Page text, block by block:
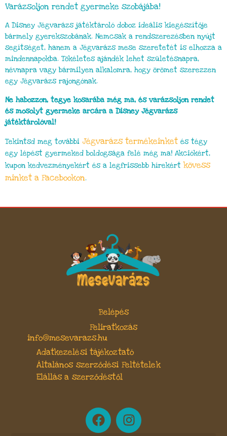
Varázsoljon rendet gyermeke szobájába!
A Disney Jégvarázs játéktároló doboz ideális kiegészítője
bármely gyerekszobának. Nemcsak a rendszerezésben nyújt
segítséget, hanem a Jégvarázs mese szeretetét is elhozza a
mindennapokba. Tökéletes ajándék lehet születésnapra,
névnapra vagy bármilyen alkalomra, hogy örömet szerezzen
egy Jégvarázs rajongónak.
Ne habozzon, tegye kosarába még ma, és varázsoljon rendet
és mosolyt gyermeke arcára a Disney Jégvarázs
játéktárolóval!
Tekintsd meg további Jégvarázs termékeinket és tégy
egy lépést gyermeked boldogsága felé még ma! Akciókért,
kupon kedvezményekért és a legfrissebb hírekért kövess
minket a Facebookon.
Belépés
Feliratkozás
info@mesevarazs.hu
Adatkezelési tájékoztató
Általános szerződési Feltételek
Elállás a szerződéstől